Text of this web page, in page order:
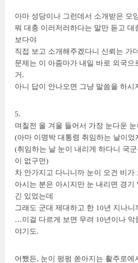
아마 성당이나 그런데서 소개받은 모
뭐 대충 이러저러하다는 말만 듣고 대
보다야
직접 보고 소개해주겠다니 신뢰는 가
문제는 이 아줌마가 내일 바로 외국으
거.
아니 답이 안나오면 그냥 말씀을 하
5.
며칠전 올 겨울 들어서 가장 눈다운
(아마 이명박 대통령 취임하는 날이었
(취임하는 날 눈이 내리게 하다니 국
이 없구먼)
차 안가지고 다니니까 눈이 오건 비가
아시는 분은 아시지만 눈 내리면 경기
긴 있었는데
그래도 군대 제대하고 한 10년 지나니
…이걸 다르게 보면 무려 10년이나 악
야기도.
어쨌든, 눈이 펑펑 쏟아지는 활주로에